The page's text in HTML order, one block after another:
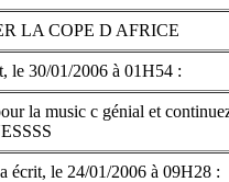
LA COPE D AFRICE
le 30/01/2006 à 01H54 :
la music c génial et
a écrit, le 24/01/2006 à 09H28 :